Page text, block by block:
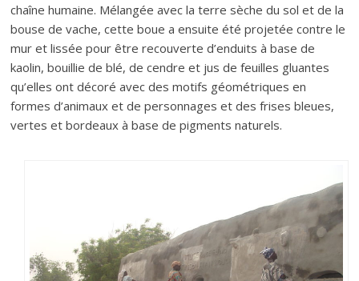
chaîne humaine. Mélangée avec la terre sèche du sol et de la
bouse de vache, cette boue a ensuite été projetée contre le
mur et lissée pour être recouverte d’enduits à base de
kaolin, bouillie de blé, de cendre et jus de feuilles gluantes
qu’elles ont décoré avec des motifs géométriques en
formes d’animaux et de personnages et des frises bleues,
vertes et bordeaux à base de pigments naturels.